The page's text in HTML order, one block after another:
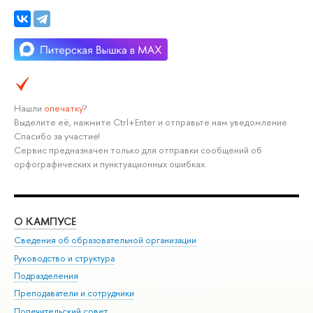
Нашли опечатку?
Выделите её, нажмите Ctrl+Enter и отправьте нам уведомление.
Спасибо за участие!
Сервис предназначен только для отправки сообщений об
орфографических и пунктуационных ошибках.
О КАМПУСЕ
Сведения об образовательной организации
Руководство и структура
Подразделения
Преподаватели и сотрудники